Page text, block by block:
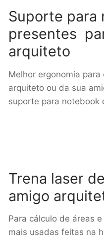
Suporte para
presentes
arquiteto
Melhor ergonomia
arquiteto ou da sua
suporte para notebook
Trena laser
amigo
Para cálculo de áreas
mais usadas feitas na